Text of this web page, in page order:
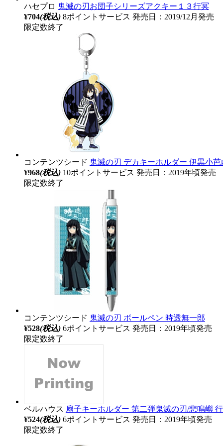
ハセプロ 鬼滅の刃お団子シリーズアクキー１３行冥
¥704(税込) 8ポイントサービス 発売日：2019/12月発売
限定数終了
コンテンツシード 鬼滅の刃 デカキーホルダー 伊黒小芭
¥968(税込) 10ポイントサービス 発売日：2019年頃発売
限定数終了
コンテンツシード 鬼滅の刃 ボールペン 時透無一郎
¥528(税込) 6ポイントサービス 発売日：2019年頃発売
限定数終了
ベルハウス 扇子キーホルダー 第二弾鬼滅の刃/悲鳴嶼
¥524(税込) 6ポイントサービス 発売日：2019年頃発売
限定数終了